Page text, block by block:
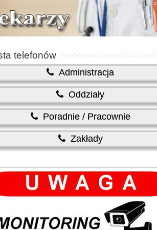
telefonów
Administracja
Oddziały
Poradnie / Pracownie
Zakłady